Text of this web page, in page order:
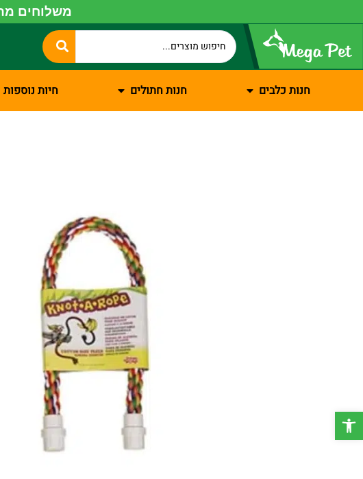
פתח סרגל נגישות
משלוחים
חנות כלבים חנות חתולים חיות נוספות